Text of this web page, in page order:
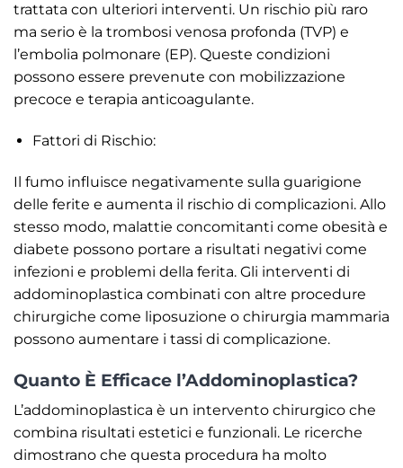
trattata con ulteriori interventi. Un rischio più raro
ma serio è la trombosi venosa profonda (TVP) e
l’embolia polmonare (EP). Queste condizioni
possono essere prevenute con mobilizzazione
precoce e terapia anticoagulante.
Fattori di Rischio:
Il fumo influisce negativamente sulla guarigione
delle ferite e aumenta il rischio di complicazioni. Allo
stesso modo, malattie concomitanti come obesità e
diabete possono portare a risultati negativi come
infezioni e problemi della ferita. Gli interventi di
addominoplastica combinati con altre procedure
chirurgiche come liposuzione o chirurgia mammaria
possono aumentare i tassi di complicazione.
Quanto È Efficace l’Addominoplastica?
L’addominoplastica è un intervento chirurgico che
combina risultati estetici e funzionali. Le ricerche
dimostrano che questa procedura ha molto